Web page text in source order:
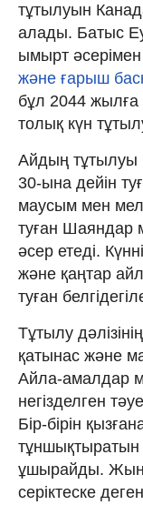
тұтылуын
алады. Батыс
ымырт әсерімен
және ғарыш
бұл 2044 жылға
толық күн
Айдың тұтылуы
30-ына дейін
маусым мен
туған Шаяндар
әсер етеді.
және қаңтар
туған
Тұтылу
қатынас және
Айла-амалдар
негізделген
Бір-бірін
тұншықтыратын
ұшырайды.
серіктеске